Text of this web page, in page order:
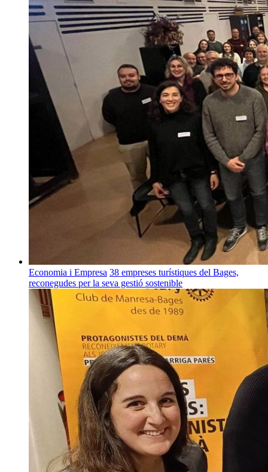
Economia i Empresa 38 empreses turístiques del Bages,
reconegudes per la seva gestió sostenible